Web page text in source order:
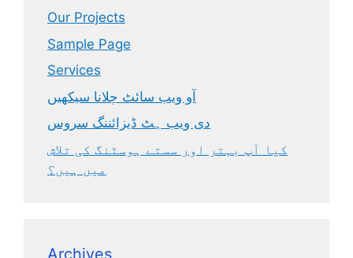
Our Projects
Sample Page
Services
آو ویب سائٹ چلانا سیکھیں
دی ویب ہٹ ڈیزائننگ سروس
کیا آپ بہتر اور سستے ہوسٹنگ کی تلاش
میں ہیں؟
Archives